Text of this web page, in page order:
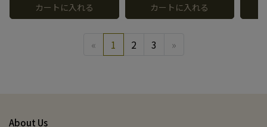
カートに入れる カートに入れる
« 1 2 3 »
About Us